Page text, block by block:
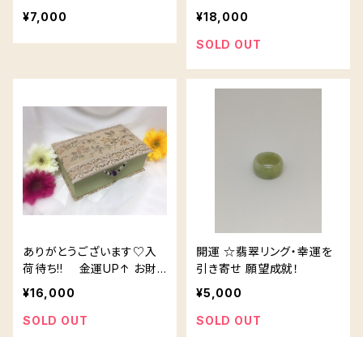
ーチ付き♡
¥7,000
布ベッド 0021
¥18,000
SOLD OUT
ありがとうございます♡入
荷待ち!! 金運UP↑ お財
布ベッド 0011
¥16,000
SOLD OUT
開運 ☆翡翠リング・幸運を
引き寄せ 願望成就！
¥5,000
SOLD OUT